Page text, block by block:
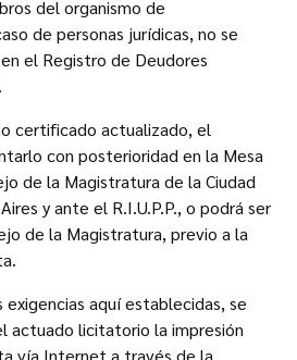
del organismo de
de personas jurídicas, no se
el Registro de Deudores
certificado actualizado, el
con posterioridad en la Mesa
de la Magistratura de la Ciudad
y ante el R.I.U.P.P., o podrá ser
de la Magistratura, previo a la
aquí establecidas, se
actuado licitatorio la impresión
vía Internet a través de la